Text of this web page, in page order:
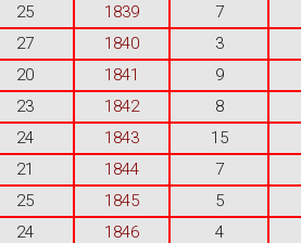
25 1839 7
27 1840 3
20 1841 9
23 1842 8
24 1843 15
21 1844 7
25 1845 5
24 1846 4